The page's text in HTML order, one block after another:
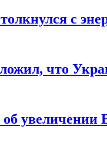
с
что
увеличении